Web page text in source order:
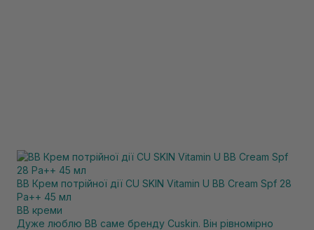
BB Крем потрійної дії CU SKIN Vitamin U BB Cream Spf 28
Pa++ 45 мл
BB креми
Дуже люблю BB саме бренду Cuskin. Він рівномірно